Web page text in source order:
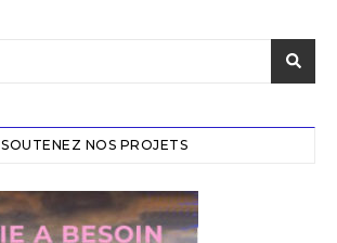
SOUTENEZ NOS PROJETS